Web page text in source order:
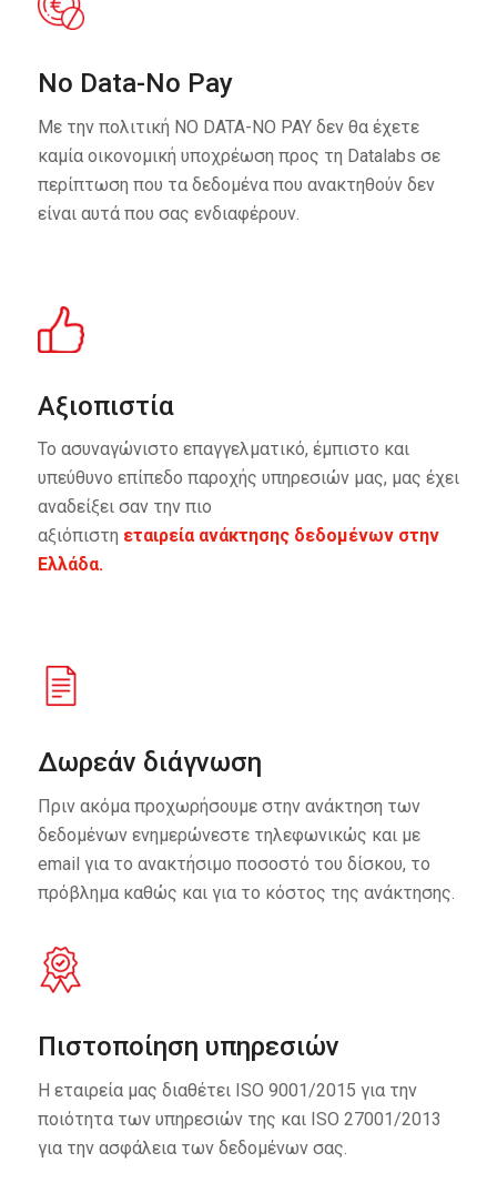
No Data-No Pay
Με την πολιτική NO DATA-NO PAY δεν θα έχετε
καμία οικονομική υποχρέωση προς τη Datalabs σε
περίπτωση που τα δεδομένα που ανακτηθούν δεν
είναι αυτά που σας ενδιαφέρουν.
Αξιοπιστία
Το ασυναγώνιστο επαγγελματικό, έμπιστο και
υπεύθυνο επίπεδο παροχής υπηρεσιών μας, μας έχει
αναδείξει σαν την πιο
αξιόπιστη εταιρεία ανάκτησης δεδομένων στην
Ελλάδα.
Δωρεάν διάγνωση
Πριν ακόμα προχωρήσουμε στην ανάκτηση των
δεδομένων ενημερώνεστε τηλεφωνικώς και με
email για το ανακτήσιμο ποσοστό του δίσκου, το
πρόβλημα καθώς και για το κόστος της ανάκτησης.
Πιστοποίηση υπηρεσιών
Η εταιρεία μας διαθέτει ISO 9001/2015 για την
ποιότητα των υπηρεσιών της και ISO 27001/2013
για την ασφάλεια των δεδομένων σας.